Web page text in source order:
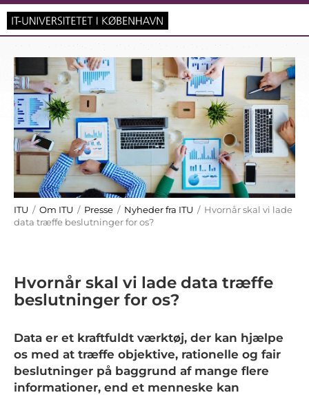
ITU / Om ITU / Presse / Nyheder fra ITU / Hvornår skal vi lade
data træffe beslutninger for os?
Hvornår skal vi lade data træffe
beslutninger for os?
Data er et kraftfuldt værktøj, der kan hjælpe
os med at træffe objektive, rationelle og fair
beslutninger på baggrund af mange flere
informationer, end et menneske kan